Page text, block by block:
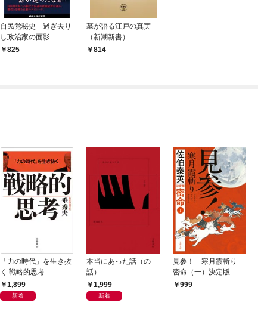
自民党秘史 過ぎ去り
し政治家の面影
825
墓が語る江戸の真実
（新潮新書）
814
「力の時代」を生き抜
く 戦略的思考
1,899
新着
本当にあった話（の
話）
1,999
新着
見参！ 寒月霞斬り
密命（一）決定版
999